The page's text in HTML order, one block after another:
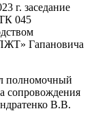
г. заседание
045
Гапановича
полномочный
сопровождения
В.В.